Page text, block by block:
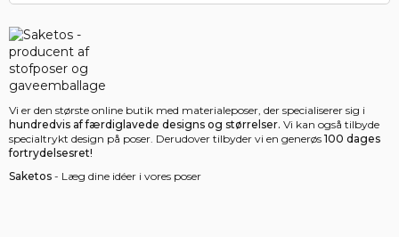
Vi er den største online butik med materialeposer, der specialiserer sig i
hundredvis af færdiglavede designs og størrelser. Vi kan også tilbyde
specialtrykt design på poser. Derudover tilbyder vi en generøs 100 dages
fortrydelsesret!
Saketos - Læg dine idéer i vores poser